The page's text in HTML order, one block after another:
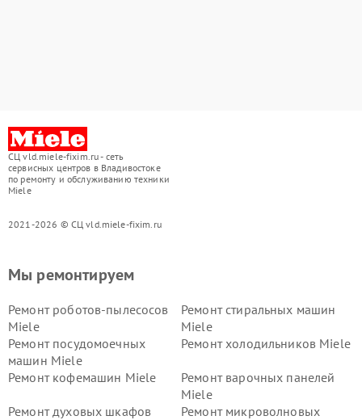
СЦ vld.miele-fixim.ru - сеть
сервисных центров в Владивостоке
по ремонту и обслуживанию техники
Miele
2021-2026 © СЦ vld.miele-fixim.ru
Мы ремонтируем
Ремонт роботов-пылесосов
Miele
Ремонт стиральных машин
Miele
Ремонт посудомоечных
машин Miele
Ремонт холодильников Miele
Ремонт кофемашин Miele
Ремонт варочных панелей
Miele
Ремонт духовых шкафов
Ремонт микроволновых